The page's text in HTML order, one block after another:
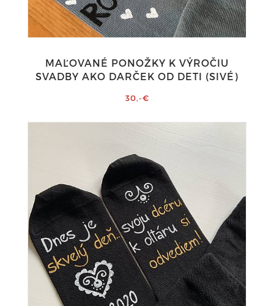
MAĽOVANÉ PONOŽKY K VÝROČIU
SVADBY AKO DARČEK OD DETI (SIVÉ)
30,-€